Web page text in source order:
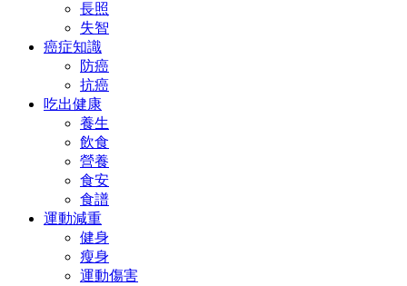
長照
失智
癌症知識
防癌
抗癌
吃出健康
養生
飲食
營養
食安
食譜
運動減重
健身
瘦身
運動傷害